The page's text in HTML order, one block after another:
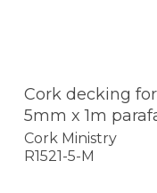
Cork decking
5mm x 1m
Cork Ministry
R1521-5-M